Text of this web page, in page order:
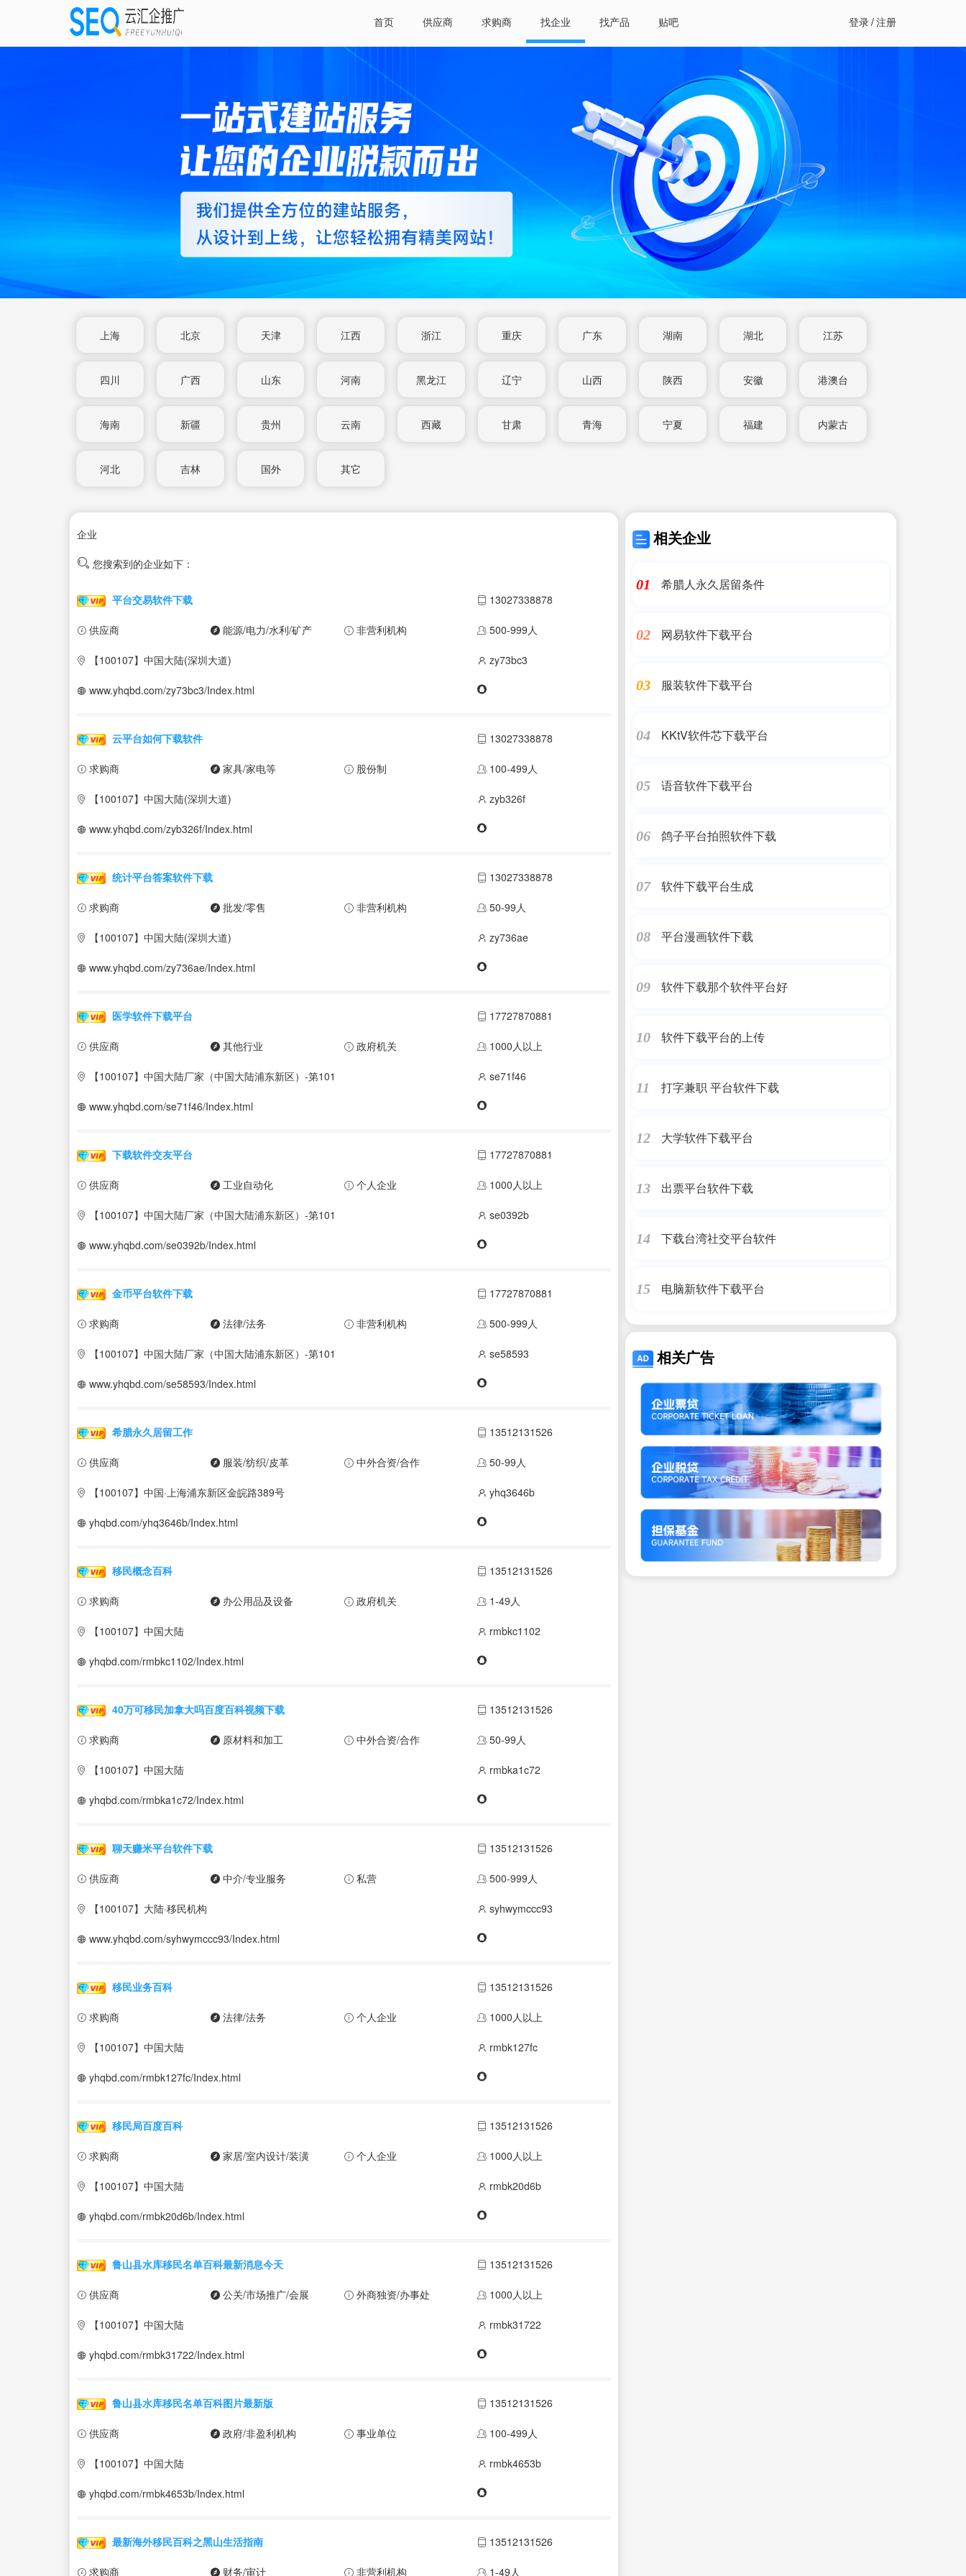
首页 供应商 求购商 找企业 找产品 贴吧 登录/注册
上海 北京 天津 江西 浙江 重庆 广东 湖南 湖北 江苏
四川 广西 山东 河南 黑龙江 辽宁 山西 陕西 安徽 港澳台
海南 新疆 贵州 云南 西藏 甘肃 青海 宁夏 福建 内蒙古
河北 吉林 国外 其它
企业
您搜索到的企业如下：
平台交易软件下载 13027338878
供应商 能源/电力/水利/矿产 非营利机构 500-999人
【100107】中国大陆(深圳大道) zy73bc3
www.yhqbd.com/zy73bc3/Index.html
云平台如何下载软件 13027338878
求购商 家具/家电等 股份制 100-499人
【100107】中国大陆(深圳大道) zyb326f
www.yhqbd.com/zyb326f/Index.html
统计平台答案软件下载 13027338878
求购商 批发/零售 非营利机构 50-99人
【100107】中国大陆(深圳大道) zy736ae
www.yhqbd.com/zy736ae/Index.html
医学软件下载平台 17727870881
供应商 其他行业 政府机关 1000人以上
【100107】中国大陆厂家（中国大陆浦东新区）-第101 se71f46
www.yhqbd.com/se71f46/Index.html
下载软件交友平台 17727870881
供应商 工业自动化 个人企业 1000人以上
【100107】中国大陆厂家（中国大陆浦东新区）-第101 se0392b
www.yhqbd.com/se0392b/Index.html
金币平台软件下载 17727870881
求购商 法律/法务 非营利机构 500-999人
【100107】中国大陆厂家（中国大陆浦东新区）-第101 se58593
www.yhqbd.com/se58593/Index.html
希腊永久居留工作 13512131526
供应商 服装/纺织/皮革 中外合资/合作 50-99人
【100107】中国·上海浦东新区金皖路389号 yhq3646b
yhqbd.com/yhq3646b/Index.html
移民概念百科 13512131526
求购商 办公用品及设备 政府机关 1-49人
【100107】中国大陆 rmbkc1102
yhqbd.com/rmbkc1102/Index.html
40万可移民加拿大吗百度百科视频下载 13512131526
求购商 原材料和加工 中外合资/合作 50-99人
【100107】中国大陆 rmbka1c72
yhqbd.com/rmbka1c72/Index.html
聊天赚米平台软件下载 13512131526
供应商 中介/专业服务 私营 500-999人
【100107】大陆·移民机构 syhwymccc93
www.yhqbd.com/syhwymccc93/Index.html
移民业务百科 13512131526
求购商 法律/法务 个人企业 1000人以上
【100107】中国大陆 rmbk127fc
yhqbd.com/rmbk127fc/Index.html
移民局百度百科 13512131526
求购商 家居/室内设计/装潢 个人企业 1000人以上
【100107】中国大陆 rmbk20d6b
yhqbd.com/rmbk20d6b/Index.html
鲁山县水库移民名单百科最新消息今天 13512131526
供应商 公关/市场推广/会展 外商独资/办事处 1000人以上
【100107】中国大陆 rmbk31722
yhqbd.com/rmbk31722/Index.html
鲁山县水库移民名单百科图片最新版 13512131526
供应商 政府/非盈利机构 事业单位 100-499人
【100107】中国大陆 rmbk4653b
yhqbd.com/rmbk4653b/Index.html
最新海外移民百科之黑山生活指南 13512131526
求购商 财务/审计 非营利机构 1-49人
相关企业
01 希腊人永久居留条件
02 网易软件下载平台
03 服装软件下载平台
04 KKtV软件芯下载平台
05 语音软件下载平台
06 鸽子平台拍照软件下载
07 软件下载平台生成
08 平台漫画软件下载
09 软件下载那个软件平台好
10 软件下载平台的上传
11 打字兼职 平台软件下载
12 大学软件下载平台
13 出票平台软件下载
14 下载台湾社交平台软件
15 电脑新软件下载平台
相关广告